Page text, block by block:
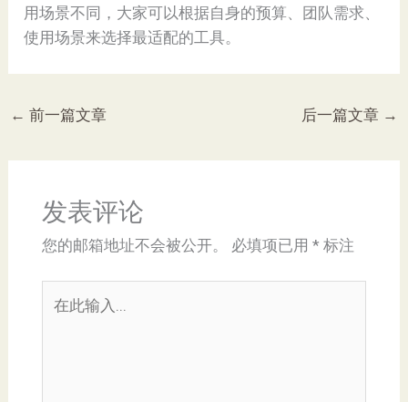
用场景不同，大家可以根据自身的预算、团队需求、
使用场景来选择最适配的工具。
← 前一篇文章 后一篇文章 →
发表评论
您的邮箱地址不会被公开。 必填项已用 * 标注